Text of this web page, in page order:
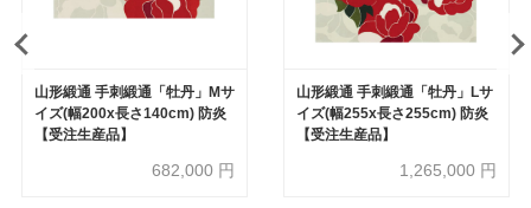
山形緞通 手刺緞通「牡丹」Mサ
イズ(幅200x長さ140cm) 防炎
【受注生産品】
682,000 円
山形緞通 手刺緞通「牡丹」Lサ
イズ(幅255x長さ255cm) 防炎
【受注生産品】
1,265,000 円